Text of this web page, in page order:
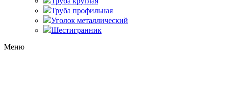
Труба профильная
Уголок металлический
Шестигранник
Меню